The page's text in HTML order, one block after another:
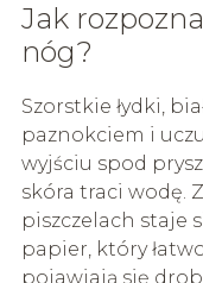
Jak
nóg?
Szorstkie łydki,
paznokciem i
wyjściu spod
skóra traci wodę.
piszczelach staje
papier, który
pojawiają się